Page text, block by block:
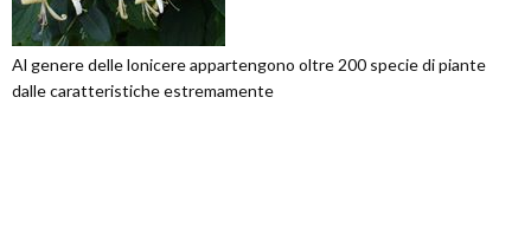
Al genere delle lonicere appartengono oltre 200 specie di piante
dalle caratteristiche estremamente